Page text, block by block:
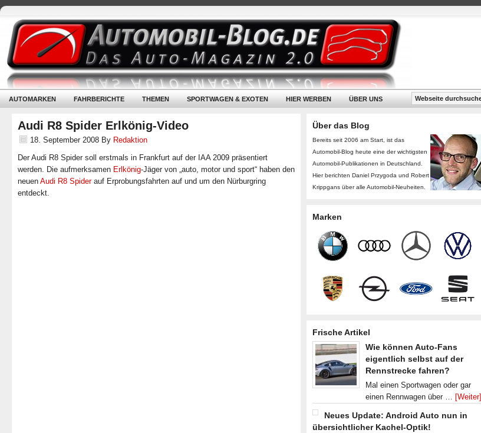
AUTOMARKEN FAHRBERICHTE THEMEN SPORTWAGEN & EXOTEN HIER WERBEN ÜBER UNS
Audi R8 Spider Erlkönig-Video
18. September 2008 By Redaktion
Der Audi R8 Spider soll erstmals in Frankfurt auf der IAA 2009 präsentiert
werden. Die aufmerksamen Erlkönig-Jäger von „auto, motor und sport“ haben den
neuen Audi R8 Spiderauf Erprobungsfahrten auf und um den Nürburgring
entdeckt.
Über das Blog
Bereits seit 2006 am Start, ist das
Automobil-Blog heute eine der wichtigsten
Automobil-Publikationen in Deutschland.
Hier berichten Daniel Przygoda und Robert
Krippgans über alle Automobil-Neuheiten.
Marken
Frische Artikel
Wie können Auto-Fans
eigentlich selbst auf der
Rennstrecke fahren?
Mal einen Sportwagen oder gar
einen Rennwagen über … [Weiter]
Neues Update: Android Auto nun in
übersichtlicher Kachel-Optik!